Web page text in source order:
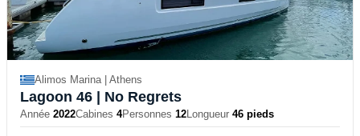
Alimos Marina | Athens
Lagoon 46 | No Regrets
Année 2022Cabines 4Personnes 12Longueur 46 pieds